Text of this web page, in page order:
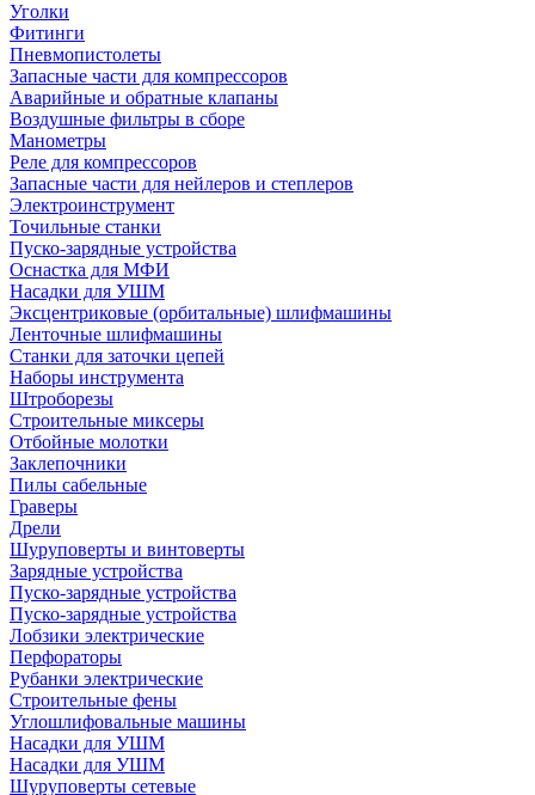
Уголки
Фитинги
Пневмопистолеты
Запасные части для компрессоров
Аварийные и обратные клапаны
Воздушные фильтры в сборе
Манометры
Реле для компрессоров
Запасные части для нейлеров и степлеров
Электроинструмент
Точильные станки
Пуско-зарядные устройства
Оснастка для МФИ
Насадки для УШМ
Эксцентриковые (орбитальные) шлифмашины
Ленточные шлифмашины
Станки для заточки цепей
Наборы инструмента
Штроборезы
Строительные миксеры
Отбойные молотки
Заклепочники
Пилы сабельные
Граверы
Дрели
Шуруповерты и винтоверты
Зарядные устройства
Пуско-зарядные устройства
Пуско-зарядные устройства
Лобзики электрические
Перфораторы
Рубанки электрические
Строительные фены
Углошлифовальные машины
Насадки для УШМ
Насадки для УШМ
Шуруповерты сетевые